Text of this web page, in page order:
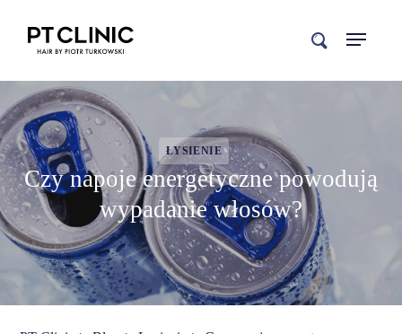
search
ŁYSIENIE
Czy napoje energetyczne powodują
wypadanie włosów?